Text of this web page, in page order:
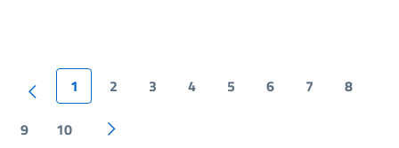
1 2 3 4 5 6 7 8
9 10